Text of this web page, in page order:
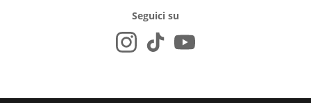
Seguici su